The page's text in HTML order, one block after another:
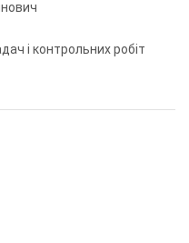
і контрольних робіт